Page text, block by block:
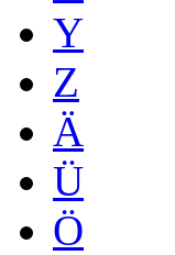
Y
Z
Ä
Ü
Ö